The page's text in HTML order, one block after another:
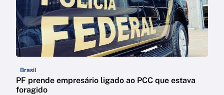
Brasil
PF prende empresário ligado ao PCC que estava
foragido